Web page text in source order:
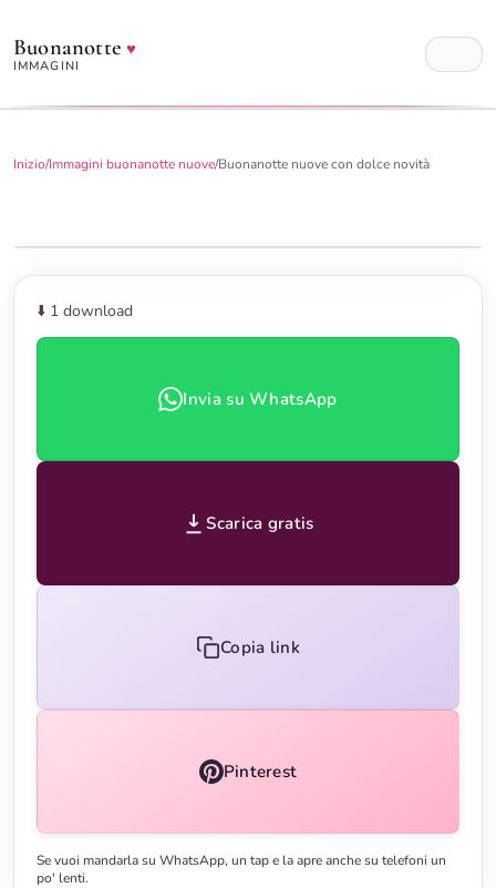
Buonanotte♥
IMMAGINI
Inizio/Immagini buonanotte nuove/Buonanotte nuove con dolce novità
⬇️ 1 download
Invia su WhatsApp
Scarica gratis
Copia link
Pinterest
Se vuoi mandarla su WhatsApp, un tap e la apre anche su telefoni un
po' lenti.